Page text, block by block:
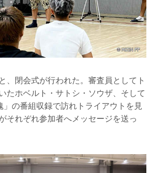
、閉会式が行われた。審査員としてト
たホベルト・サトシ・ソウザ、そして
」の番組収録で訪れトライアウトを見
それぞれ参加者へメッセージを送っ